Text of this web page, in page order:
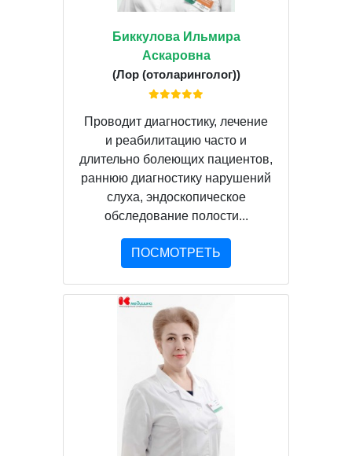
Биккулова Ильмира
Аскаровна
(Лор (отоларинголог))
Проводит диагностику, лечение
и реабилитацию часто и
длительно болеющих пациентов,
раннюю диагностику нарушений
слуха, эндоскопическое
обследование полости...
ПОСМОТРЕТЬ